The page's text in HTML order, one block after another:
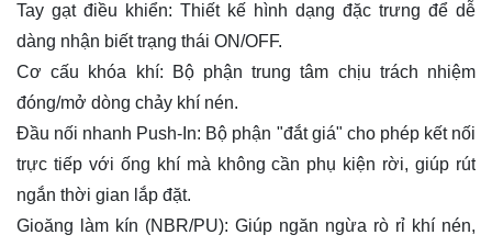
Tay gạt điều khiển: Thiết kế hình dạng đặc trưng để dễ
dàng nhận biết trạng thái ON/OFF.
Cơ cấu khóa khí: Bộ phận trung tâm chịu trách nhiệm
đóng/mở dòng chảy khí nén.
Đầu nối nhanh Push-In: Bộ phận "đắt giá" cho phép kết nối
trực tiếp với ống khí mà không cần phụ kiện rời, giúp rút
ngắn thời gian lắp đặt.
Gioăng làm kín (NBR/PU): Giúp ngăn ngừa rò rỉ khí nén,